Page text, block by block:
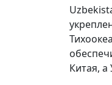
Китая,